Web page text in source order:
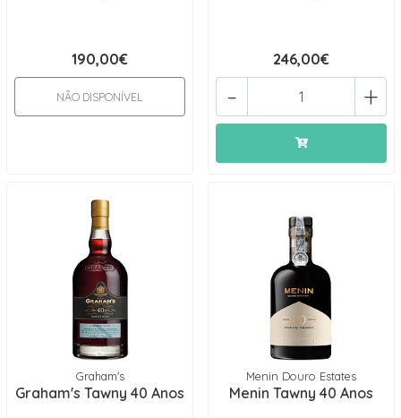
190,00€
NÃO DISPONÍVEL
246,00€
+
-
Graham's
Graham's Tawny 40 Anos
Menin Douro Estates
Menin Tawny 40 Anos